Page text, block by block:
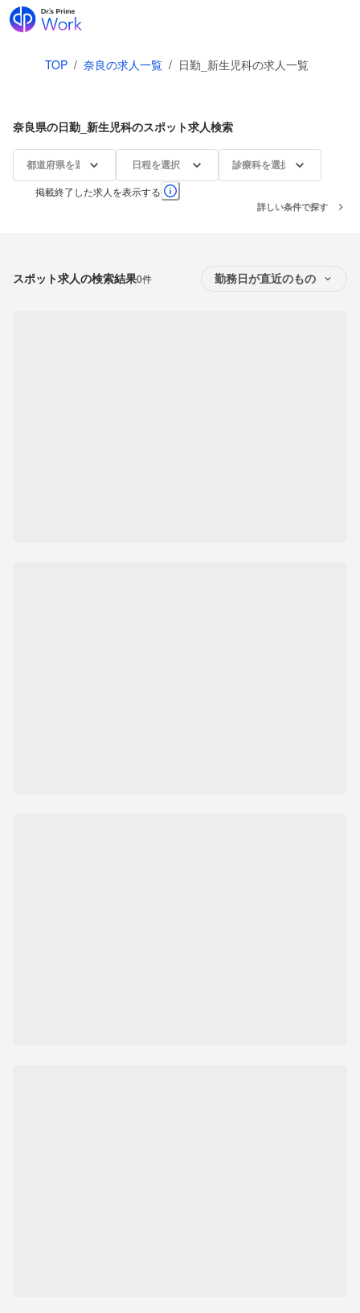
TOP / 奈良の求人一覧 / 日勤_新生児科の求人一覧
奈良県の日勤_新生児科のスポット求人検索
都道府県を選択 日程を選択 診療科を選択
掲載終了した求人を表示する
詳しい条件で探す
スポット求人の検索結果0件 勤務日が直近のもの